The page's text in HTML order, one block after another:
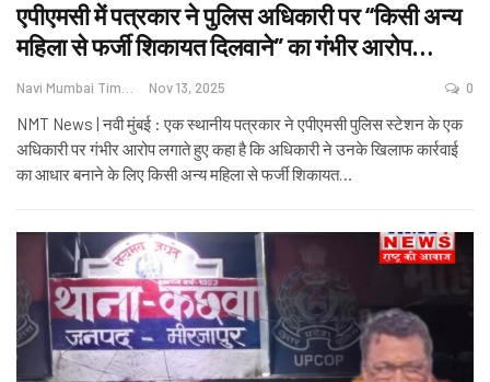
एपीएमसी में पत्रकार ने पुलिस अधिकारी पर “किसी अन्य
महिला से फर्जी शिकायत दिलवाने” का गंभीर आरोप…
Navi Mumbai Times News Nov 13, 2025 0
NMT News | नवी मुंबई : एक स्थानीय पत्रकार ने एपीएमसी पुलिस स्टेशन के एक
अधिकारी पर गंभीर आरोप लगाते हुए कहा है कि अधिकारी ने उनके खिलाफ कार्रवाई
का आधार बनाने के लिए किसी अन्य महिला से फर्जी शिकायत…